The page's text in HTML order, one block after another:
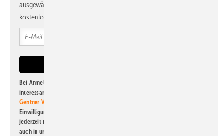
ausgewählte Informationen und Neuigkeiten, gebündelt und
kostenlos direkt ins Postfach.
Bei Anmeldung zu diesem Newsletter bin ich damit einverstanden, über
interessante Verlags- und Online-Angebote
Gentner Verlag GmbH & Co. KG
Einwilligung kann ich jederzeit widerrufen und eine Abmeldung ist
jederzeit möglich. Informationen zum Umgang mit Daten finden Sie
auch in unserer